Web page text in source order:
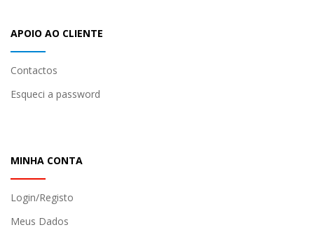
APOIO AO CLIENTE
Contactos
Esqueci a password
MINHA CONTA
Login/Registo
Meus Dados